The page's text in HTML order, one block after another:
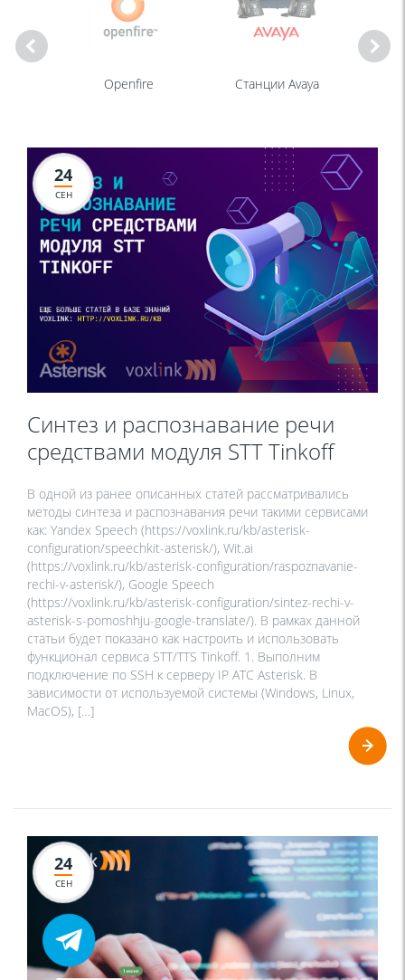
Openfire Станции Avaya
24
СЕН
Синтез и распознавание речи
средствами модуля STT Tinkoff
В одной из ранее описанных статей рассматривались
методы синтеза и распознавания речи такими сервисами
как: Yandex Speech (https://voxlink.ru/kb/asterisk-
configuration/speechkit-asterisk/), Wit.ai
(https://voxlink.ru/kb/asterisk-configuration/raspoznavanie-
rechi-v-asterisk/), Google Speech
(https://voxlink.ru/kb/asterisk-configuration/sintez-rechi-v-
asterisk-s-pomoshhju-google-translate/). В рамках данной
статьи будет показано как настроить и использовать
функционал сервиса STT/TTS Tinkoff. 1. Выполним
подключение по SSH к серверу IP АТС Asterisk. В
зависимости от используемой системы (Windows, Linux,
MacOS), […]
24
СЕН